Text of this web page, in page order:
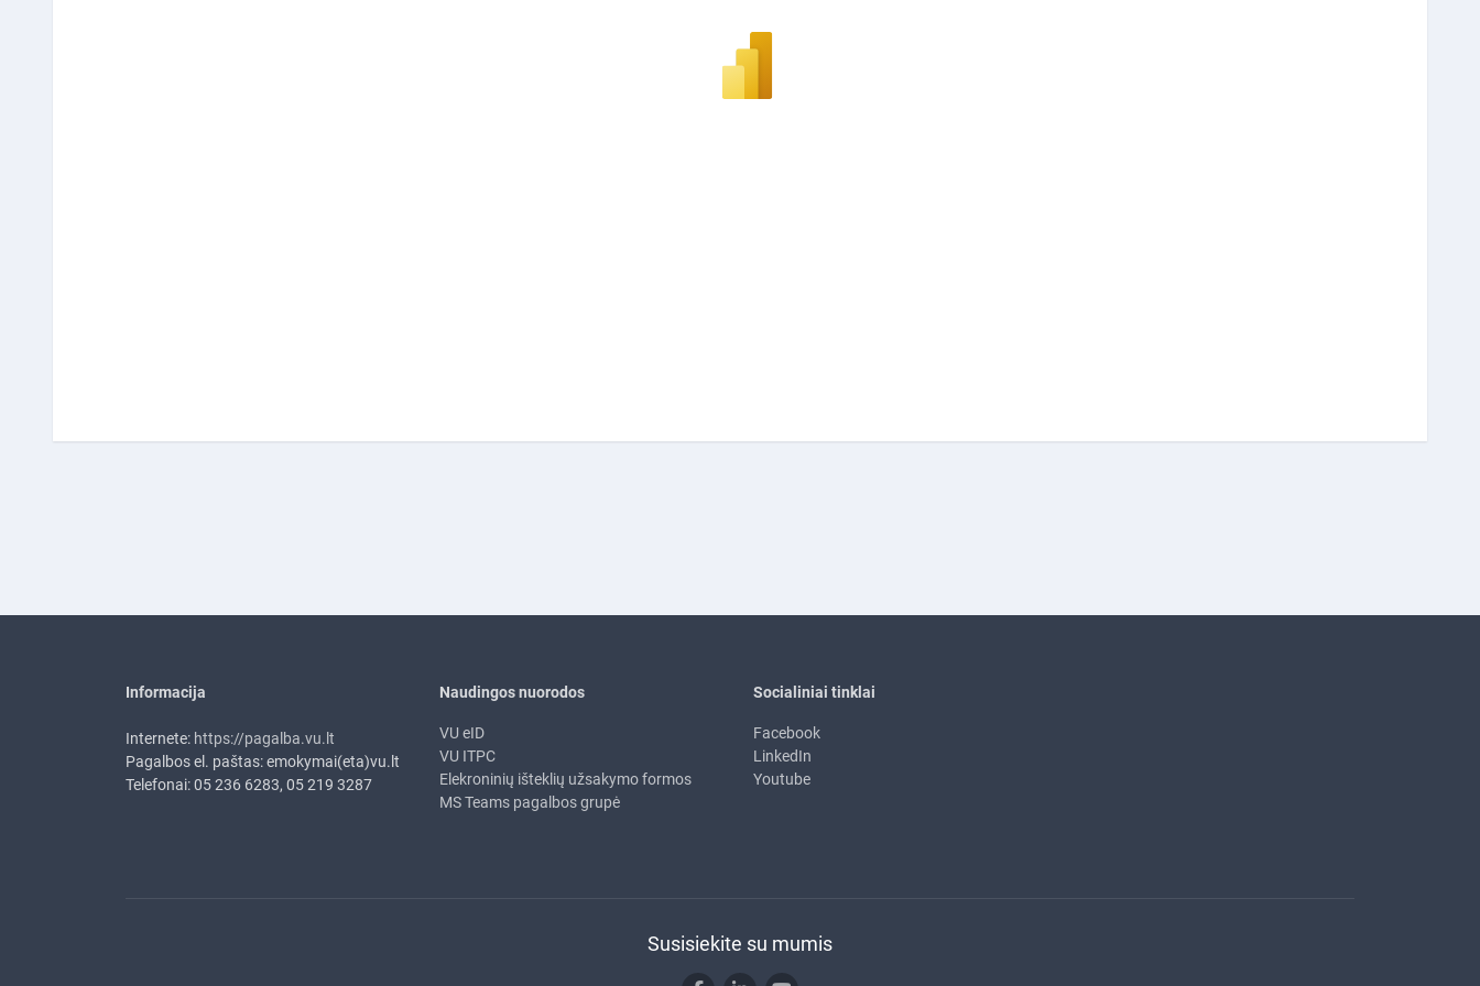
Informacija
Internete: https://pagalba.vu.lt
Pagalbos el. paštas: emokymai(eta)vu.lt
Telefonai: 05 236 6283, 05 219 3287
Naudingos nuorodos
VU eID
VU ITPC
Elekroninių išteklių užsakymo formos
MS Teams pagalbos grupė
Socialiniai tinklai
Facebook
LinkedIn
Youtube
Susisiekite su mumis